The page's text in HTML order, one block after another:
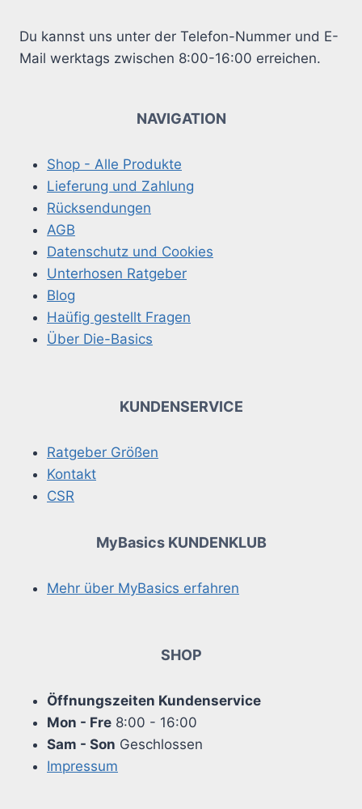
Du kannst uns unter der Telefon-Nummer und E-
Mail werktags zwischen 8:00-16:00 erreichen.
NAVIGATION
Shop - Alle Produkte
Lieferung und Zahlung
Rücksendungen
AGB
Datenschutz und Cookies
Unterhosen Ratgeber
Blog
Haüfig gestellt Fragen
Über Die-Basics
KUNDENSERVICE
Ratgeber Größen
Kontakt
CSR
MyBasics KUNDENKLUB
Mehr über MyBasics erfahren
SHOP
Öffnungszeiten Kundenservice
Mon - Fre 8:00 - 16:00
Sam - Son Geschlossen
Impressum